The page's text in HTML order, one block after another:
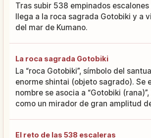
Tras subir 538 empinados
llega a la roca sagrada Gotobiki y a
del mar de Kumano.
La roca sagrada Gotobiki
La “roca Gotobiki”, símbolo del
enorme shintai (objeto sagrado). Se
nombre se asocia a “Gotobiki
como un mirador de gran amplitud
El reto de las 538 escaleras